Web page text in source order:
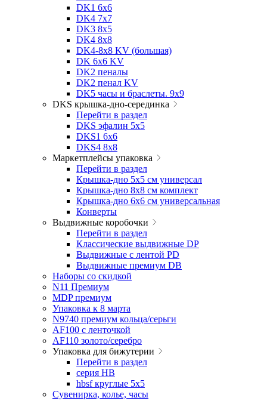
DK1 6x6
DK4 7х7
DK3 8x5
DK4 8x8
DK4-8x8 KV (большая)
DK 6х6 KV
DK2 пеналы
DK2 пенал KV
DK5 часы и браслеты. 9x9
DKS крышка-дно-серединка
Перейти в раздел
DKS эфалин 5x5
DKS1 6x6
DKS4 8x8
Маркетплейсы упаковка
Перейти в раздел
Крышка-дно 5x5 см универсал
Крышка-дно 8x8 см комплект
Крышка-дно 6x6 см универсальная
Конверты
Выдвижные коробочки
Перейти в раздел
Классические выдвижные DP
Выдвижные с лентой PD
Выдвижные премиум DB
Наборы со скидкой
N11 Премиум
MDP премиум
Упаковка к 8 марта
N9740 премиум кольца/серьги
AF100 с ленточкой
AF110 золото/серебро
Упаковка для бижутерии
Перейти в раздел
серия HB
hbsf круглые 5x5
Сувенирка, колье, часы